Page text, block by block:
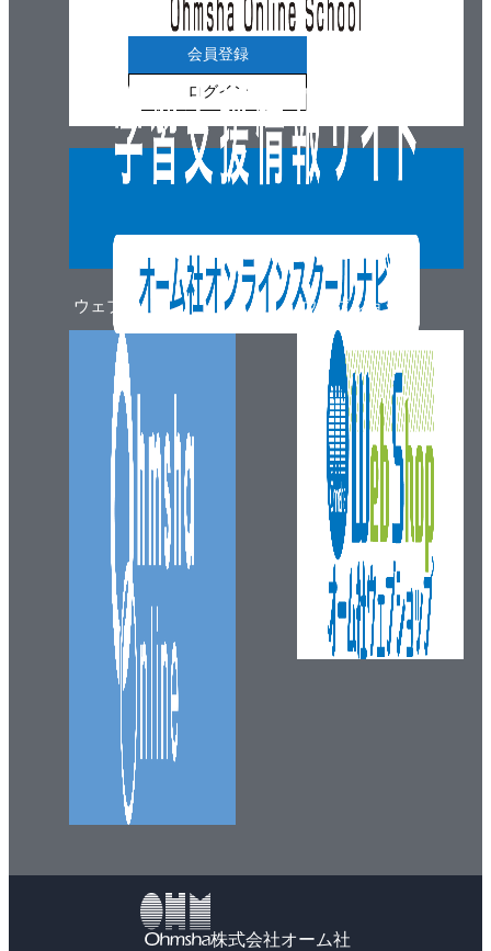
ウェブマガジン
会員登録
ログイン
ウェブショップ
株式会社オーム社